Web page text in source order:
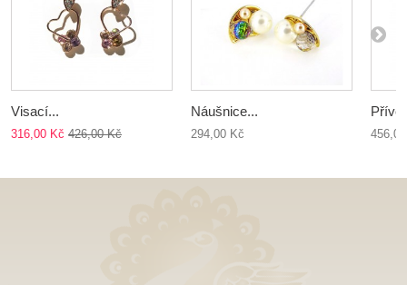
Visací...
316,00 Kč 426,00 Kč
Náušnice...
294,00 Kč